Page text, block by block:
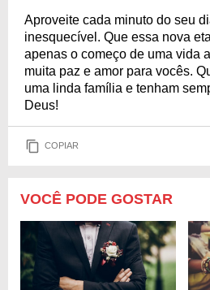
Aproveite cada minuto do seu
inesquecível. Que essa nova
apenas o começo de uma vida
muita paz e amor para vocês.
uma linda família e tenham
Deus!
COPIAR
VOCÊ PODE GOSTAR